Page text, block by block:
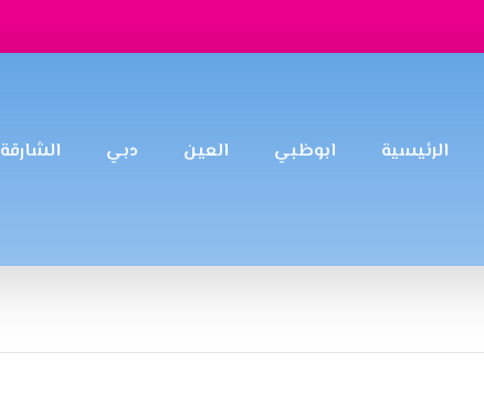
الرئيسية ابوظبي العين دبي الشارقة